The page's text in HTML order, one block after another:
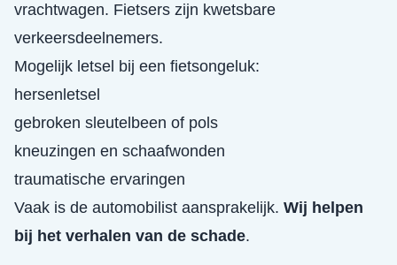
vrachtwagen. Fietsers zijn kwetsbare
verkeersdeelnemers.
Mogelijk letsel bij een fietsongeluk:
hersenletsel
gebroken sleutelbeen of pols
kneuzingen en schaafwonden
traumatische ervaringen
Vaak is de automobilist aansprakelijk. Wij helpen
bij het verhalen van de schade.